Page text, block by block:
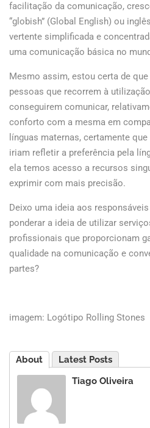
facilitação da comunicação,
“globish” (Global English) ou
vertente simplificada e
uma comunicação básica no
Mesmo assim, estou certa de
pessoas que recorrem à
conseguirem comunicar,
conforto com a mesma em
línguas maternas, certamente
iriam refletir a preferência pela
ela temos acesso a recursos
exprimir com mais precisão.
Deixo uma ideia aos
ponderar a ideia de utilizar
profissionais que proporcionam
qualidade na comunicação e
partes?
imagem: Logótipo Rolling Stones
About
Latest Posts
Tiago Oliveira